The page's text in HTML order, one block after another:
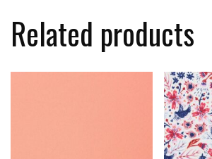
Related products